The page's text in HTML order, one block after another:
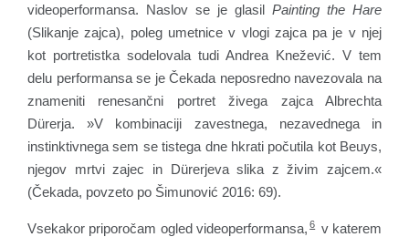
videoperformansa. Naslov se je glasil Painting the Hare
(Slikanje zajca), poleg umetnice v vlogi zajca pa je v njej
kot portretistka sodelovala tudi Andrea Knežević. V tem
delu performansa se je Čekada neposredno navezovala na
znameniti renesančni portret živega zajca Albrechta
Dürerja. »V kombinaciji zavestnega, nezavednega in
instinktivnega sem se tistega dne hkrati počutila kot Beuys,
njegov mrtvi zajec in Dürerjeva slika z živim zajcem.«
(Čekada, povzeto po Šimunović 2016: 69).
Vsekakor priporočam ogled videoperformansa, 6 v katerem